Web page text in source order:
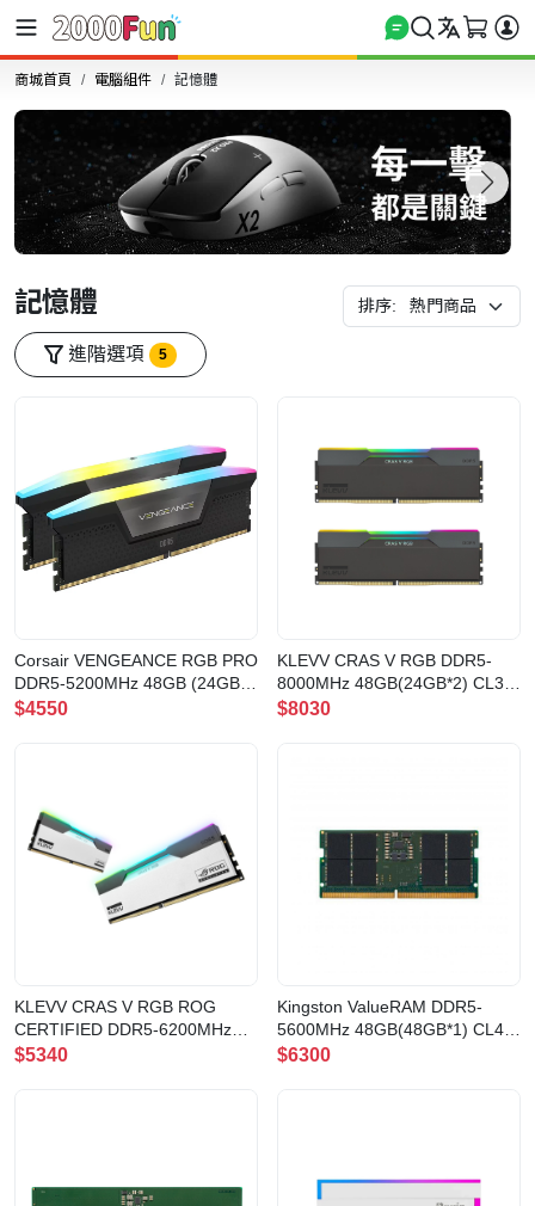
商城首頁 電腦組件 記憶體
記憶體 排序:
進階選項 5
Corsair VENGEANCE RGB PRO
DDR5-5200MHz 48GB (24GB
x2) CL38
$4550
KLEVV CRAS V RGB DDR5-
8000MHz 48GB(24GB*2) CL38
曜石黑(KD5KGUD80-80D380G)
$8030
KLEVV CRAS V RGB ROG
CERTIFIED DDR5-6200MHz
48GB(24GB*2) CL32 記憶體
$5340
Kingston ValueRAM DDR5-
5600MHz 48GB(48GB*1) CL46
Non-ECC Clocked Unbuffered
$6300